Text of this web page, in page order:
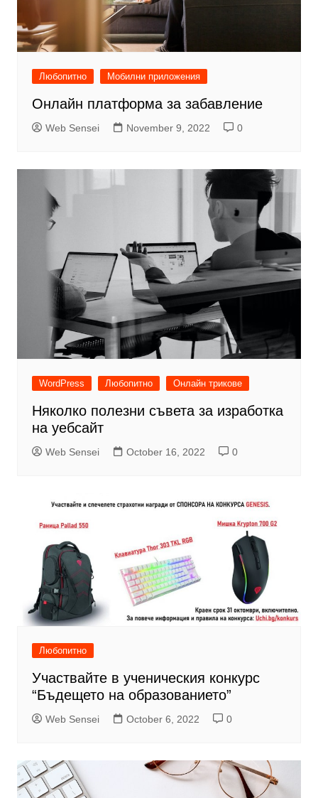
Любопитно Мобилни приложения
Онлайн платформа за забавление
Web Sensei November 9, 2022 0
WordPress Любопитно Онлайн трикове
Няколко полезни съвета за изработка
на уебсайт
Web Sensei October 16, 2022 0
Любопитно
Участвайте в ученическия конкурс
“Бъдещето на образованието”
Web Sensei October 6, 2022 0